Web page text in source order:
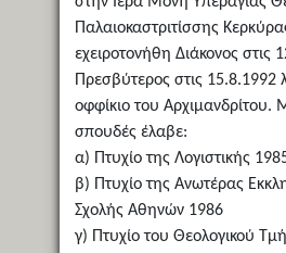
Παλαιοκαστριτίσσης
εχειροτονήθη Διάκονος στις
Πρεσβύτερος στις 15.8.1992
οφφίκιο του Αρχιμανδρίτου.
σπουδές έλαβε:
α) Πτυχίο της Λογιστικής
β) Πτυχίο της Ανωτέρας
Σχολής Αθηνών 1986
γ) Πτυχίο του Θεολογικού